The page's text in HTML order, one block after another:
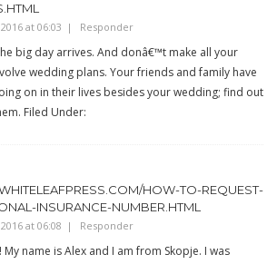
at 06:03 Responder
big day arrives. And donâ€™t make all your
wedding plans. Your friends and family have
on in their lives besides your wedding; find out
Filed Under:
HOW-TO-REQUEST-
INSURANCE-NUMBER.HTML
at 06:08 Responder
My name is Alex and I am from Skopje. I was